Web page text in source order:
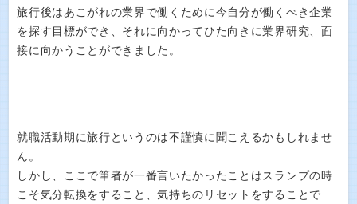
旅行後はあこがれの業界で働くために今自分が働くべき企業
を探す目標ができ、それに向かってひた向きに業界研究、面
接に向かうことができました。
就職活動期に旅行というのは不謹慎に聞こえるかもしれませ
ん。
しかし、ここで筆者が一番言いたかったことはスランプの時
こそ気分転換をすること、気持ちのリセットをすることで